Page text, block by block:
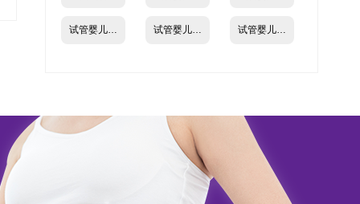
试管婴儿费用 试管婴儿机构 试管婴儿资讯